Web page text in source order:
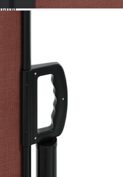
При поправка, промяна,
рамена, системи за
да се възложи на
тента трябва да се
в случай на
да повреди продукта.
оборудване или свещи в
от смачкване и срязване. По
пластмасова торба далеч от
чанта не е играчка.
условия може да